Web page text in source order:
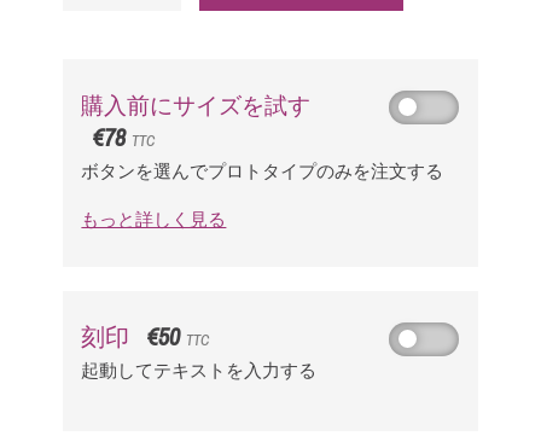
購入前にサイズを試す
€78 TTC
ボタンを選んでプロトタイプのみを注文する
もっと詳しく見る
刻印 €50 TTC
起動してテキストを入力する